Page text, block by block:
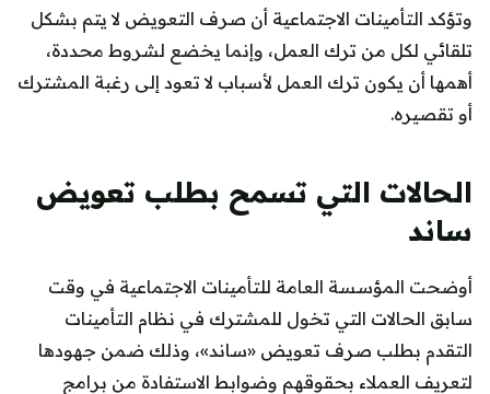
وتؤكد التأمينات الاجتماعية أن صرف التعويض لا يتم بشكل
تلقائي لكل من ترك العمل، وإنما يخضع لشروط محددة،
أهمها أن يكون ترك العمل لأسباب لا تعود إلى رغبة المشترك
أو تقصيره.
الحالات التي تسمح بطلب تعويض
ساند
أوضحت المؤسسة العامة للتأمينات الاجتماعية في وقت
سابق الحالات التي تخول للمشترك في نظام التأمينات
التقدم بطلب صرف تعويض «ساند»، وذلك ضمن جهودها
لتعريف العملاء بحقوقهم وضوابط الاستفادة من برامج